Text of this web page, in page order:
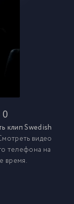
0
клип Swedish
видео
телефона на
время.